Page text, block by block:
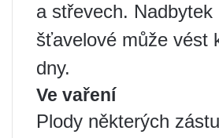
a střevech. Nadbytek
šťavelové může vést
dny.
Ve vaření
Plody některých